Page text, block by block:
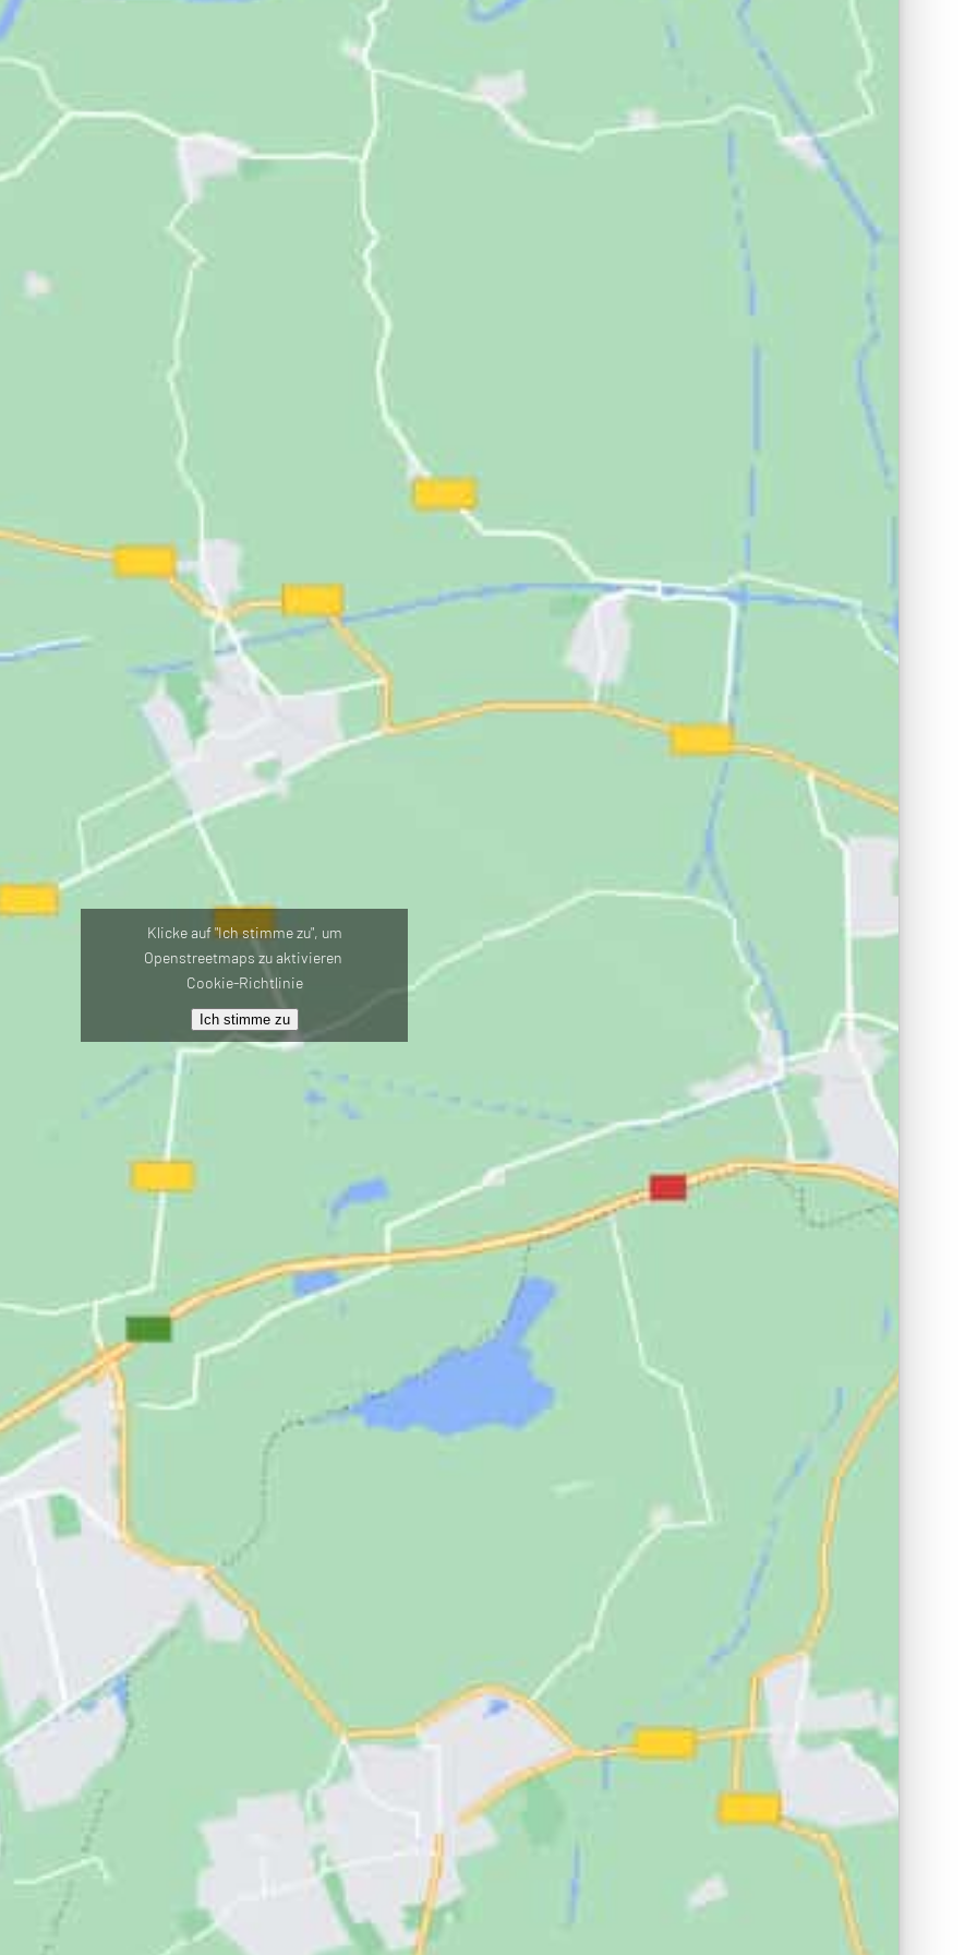
Klicke auf "Ich stimme zu", um
Openstreetmaps zu aktivieren
Cookie-Richtlinie
Ich stimme zu